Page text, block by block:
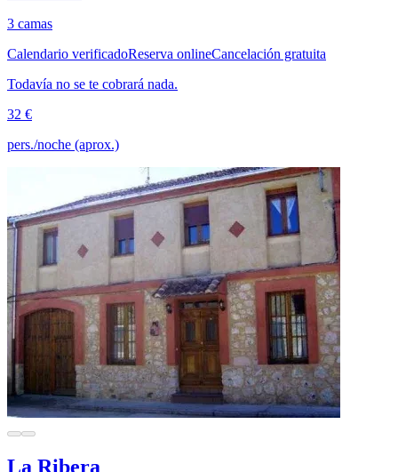
3 camas
Calendario verificadoReserva onlineCancelación gratuita
Todavía no se te cobrará nada.
32 €
pers./noche (aprox.)
La Ribera